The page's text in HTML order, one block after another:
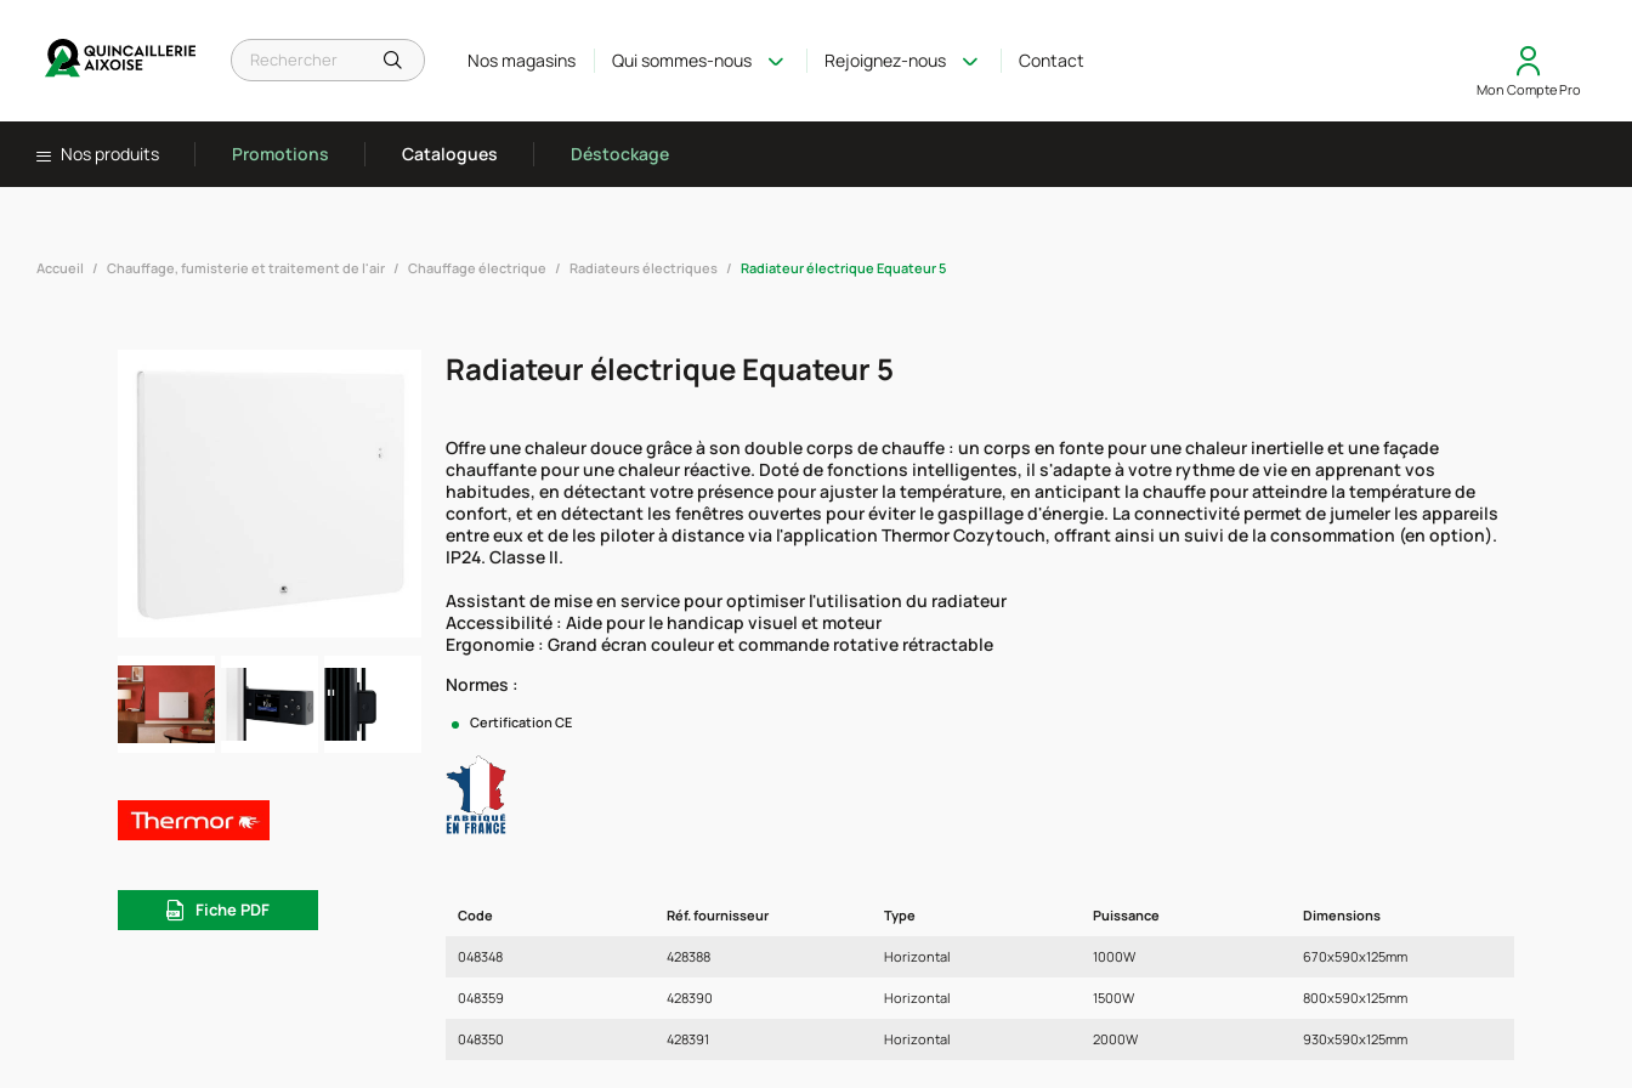
Nos magasins Qui sommes-nous Rejoignez-nous Contact
Mon Compte Pro
Nos produits Promotions Catalogues Déstockage
Accueil Chauffage, fumisterie et traitement de l'air Chauffage électrique Radiateurs électriques Radiateur électrique Equateur 5
Fiche PDF
Radiateur électrique Equateur 5
Offre une chaleur douce grâce à son double corps de chauffe : un corps en fonte pour une chaleur inertielle et une façade
chauffante pour une chaleur réactive. Doté de fonctions intelligentes, il s'adapte à votre rythme de vie en apprenant vos
habitudes, en détectant votre présence pour ajuster la température, en anticipant la chauffe pour atteindre la température de
confort, et en détectant les fenêtres ouvertes pour éviter le gaspillage d'énergie. La connectivité permet de jumeler les appareils
entre eux et de les piloter à distance via l'application Thermor Cozytouch, offrant ainsi un suivi de la consommation (en option).
IP24. Classe II.
Assistant de mise en service pour optimiser l'utilisation du radiateur
Accessibilité : Aide pour le handicap visuel et moteur
Ergonomie : Grand écran couleur et commande rotative rétractable
Normes :
Certification CE
Code Réf. fournisseur Type Puissance Dimensions
048348 428388 Horizontal 1000W 670x590x125mm
048359 428390 Horizontal 1500W 800x590x125mm
048350 428391 Horizontal 2000W 930x590x125mm